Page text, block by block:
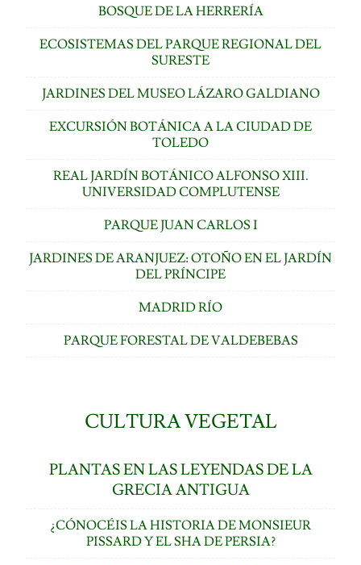
BOSQUE DE LA HERRERÍA
ECOSISTEMAS DEL PARQUE REGIONAL DEL
SURESTE
JARDINES DEL MUSEO LÁZARO GALDIANO
EXCURSIÓN BOTÁNICA A LA CIUDAD DE
TOLEDO
REAL JARDÍN BOTÁNICO ALFONSO XIII.
UNIVERSIDAD COMPLUTENSE
PARQUE JUAN CARLOS I
JARDINES DE ARANJUEZ: OTOÑO EN EL JARDÍN
DEL PRÍNCIPE
MADRID RÍO
PARQUE FORESTAL DE VALDEBEBAS
CULTURA VEGETAL
PLANTAS EN LAS LEYENDAS DE LA
GRECIA ANTIGUA
¿CÓNOCÉIS LA HISTORIA DE MONSIEUR
PISSARD Y EL SHA DE PERSIA?